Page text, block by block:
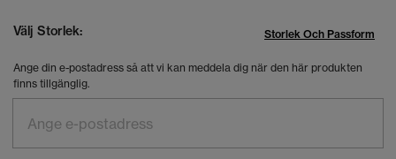
Välj Storlek: Storlek Och Passform
Ange din e-postadress så att vi kan meddela dig när den här produkten
finns tillgänglig.